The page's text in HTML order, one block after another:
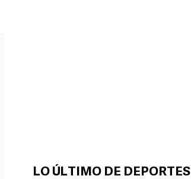
LO ÚLTIMO DE DEPORTES